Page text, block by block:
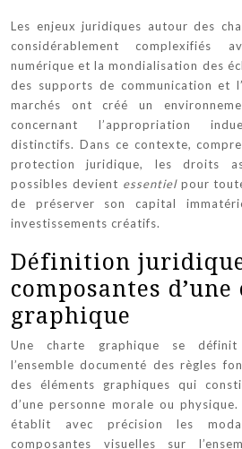
Les enjeux juridiques autour des
considérablement complexifiés
numérique et la mondialisation des
des supports de communication et
marchés ont créé un
concernant l’appropriation
distinctifs. Dans ce contexte,
protection juridique, les droits
possibles devient essentiel pour
de préserver son capital
investissements créatifs.
Définition
composantes
graphique
Une charte graphique se définit
l’ensemble documenté des règles
des éléments graphiques qui
d’une personne morale ou
établit avec précision les
composantes visuelles sur